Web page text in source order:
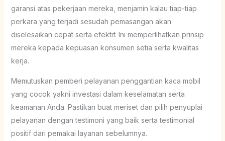
garansi atas pekerjaan mereka, menjamin kalau tiap-tiap
perkara yang terjadi sesudah pemasangan akan
diselesaikan cepat serta efektif. Ini memperlihatkan prinsip
mereka kepada kepuasan konsumen setia serta kwalitas
kerja.
Memutuskan pemberi pelayanan penggantian kaca mobil
yang cocok yakni investasi dalam keselamatan serta
keamanan Anda. Pastikan buat meriset dan pilih penyuplai
pelayanan dengan testimoni yang baik serta testimonial
positif dari pemakai layanan sebelumnya.